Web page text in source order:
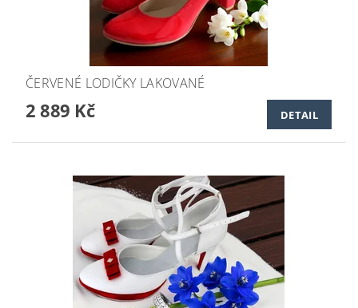
ČERVENÉ LODIČKY LAKOVANÉ
2 889 Kč DETAIL